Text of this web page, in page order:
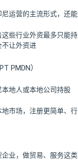
运营的主流形式，还能
些行业外资最多只能
不让外资进
PMDN）
地人或本地公司持股
市场，注册更简单、
业，做贸易、服务这